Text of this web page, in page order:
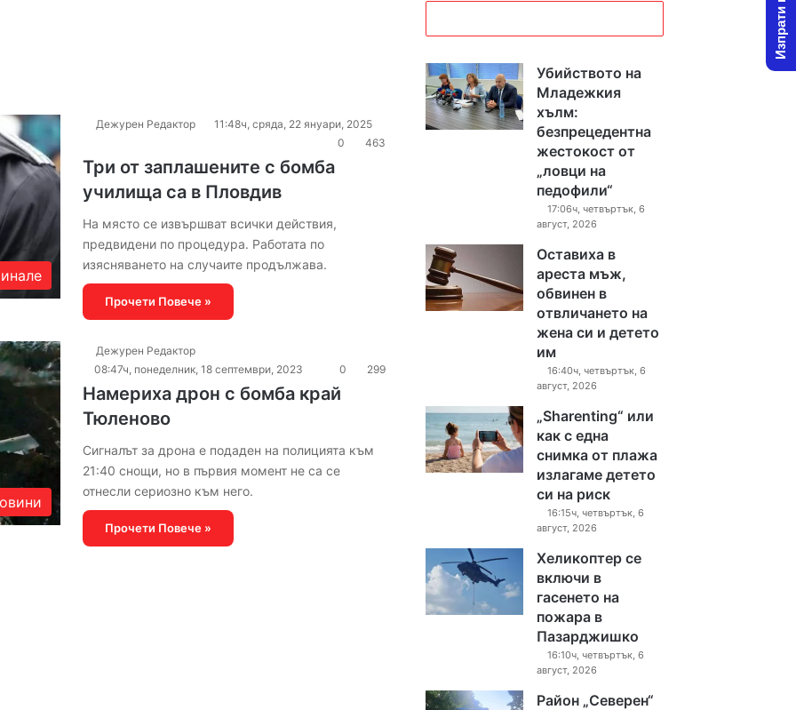
Дежурен Редактор
11:48ч, сряда, 22 януари, 2025
0
463
Три от заплашените с бомба
училища са в Пловдив
На място се извършват всички действия,
предвидени по процедура. Работата по
изясняването на случаите продължава.
Прочети Повече »
Дежурен Редактор
08:47ч, понеделник, 18 септември, 2023
0 299
Намериха дрон с бомба край
Тюленово
Сигналът за дрона е подаден на полицията към
21:40 снощи, но в първия момент не са се
отнесли сериозно към него.
Прочети Повече »
Убийството на
Младежкия
хълм:
безпрецедентна
жестокост от
„ловци на
педофили“
17:06ч, четвъртък, 6
август, 2026
Оставиха в
ареста мъж,
обвинен в
отвличането на
жена си и детето
им
16:40ч, четвъртък, 6
август, 2026
„Sharenting“ или
как с една
снимка от плажа
излагаме детето
си на риск
16:15ч, четвъртък, 6
август, 2026
Хеликоптер се
включи в
гасенето на
пожара в
Пазарджишко
16:10ч, четвъртък, 6
август, 2026
Район „Северен“